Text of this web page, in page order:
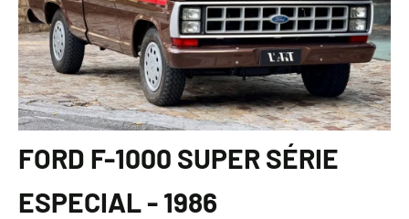
FORD F-1000 SUPER SÉRIE
ESPECIAL - 1986